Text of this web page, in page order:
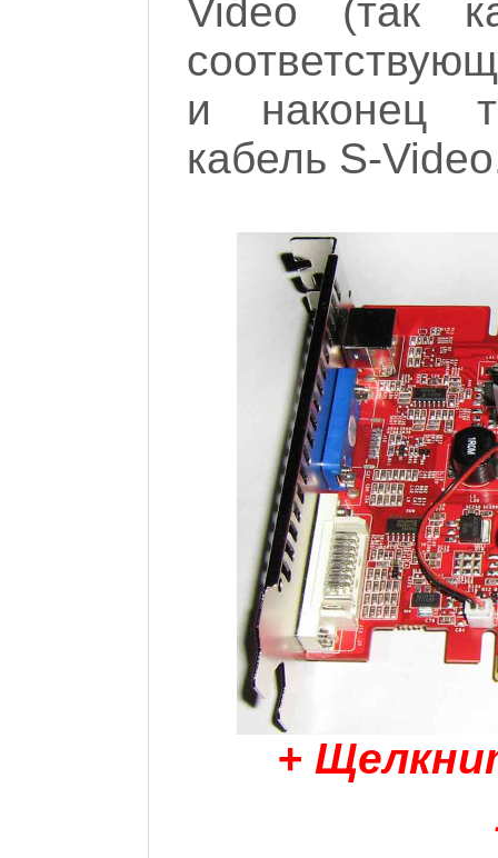
Video (так
и наконец
кабель S-
+